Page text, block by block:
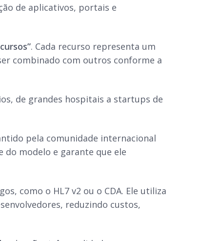
de aplicativos, portais e
. Cada recurso representa um
combinado com outros conforme a
de grandes hospitais a startups de
pela comunidade internacional
do modelo e garante que ele
como o HL7 v2 ou o CDA. Ele utiliza
reduzindo custos,